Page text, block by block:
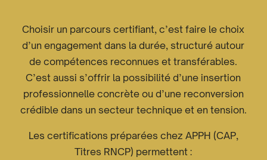
Choisir un parcours certifiant, c’est faire le choix
d’un engagement dans la durée, structuré autour
de compétences reconnues et transférables.
C’est aussi s’offrir la possibilité d’une insertion
professionnelle concrète ou d’une reconversion
crédible dans un secteur technique et en tension.
Les certifications préparées chez APPH (CAP,
Titres RNCP) permettent :